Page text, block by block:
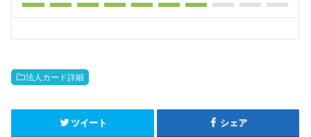
法人カード詳細
ツイート シェア